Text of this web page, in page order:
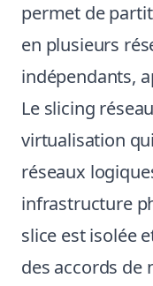
permet de
en plusieurs
indépendants,
Le slicing
virtualisation
réseaux
infrastructure
slice est isolée
des accords de